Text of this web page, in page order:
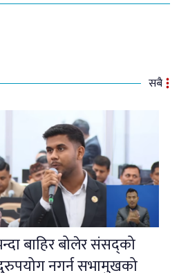
सबै
बाहिर बोलेर संसद्को
नगर्न सभामुखको